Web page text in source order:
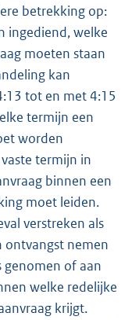
betrekking op:
ingediend, welke
moeten staan
kan
tot en met 4:15
termijn een
worden
termijn in
binnen een
moet leiden.
verstreken als
ontvangst nemen
genomen of aan
welke redelijke
krijgt.